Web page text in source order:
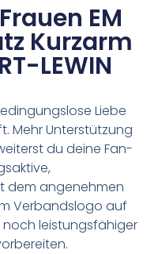
EM
Kurzarm
LEWIN
Liebe
Mehr Unterstützung
du deine Fan-
dem angenehmen
Verbandslogo auf
noch leistungsfähiger